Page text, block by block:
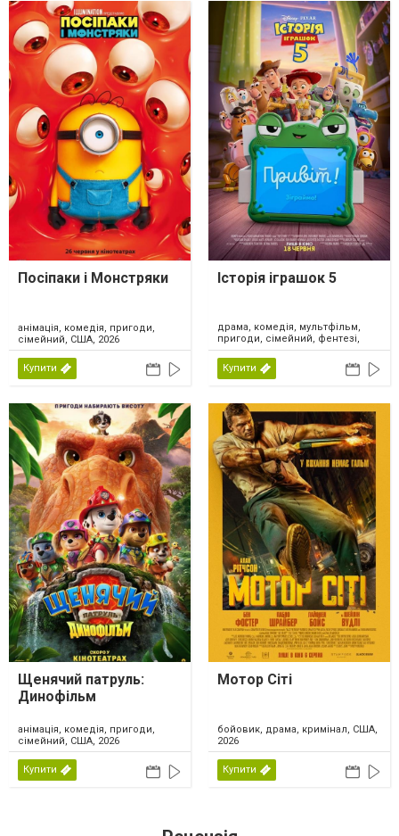
Посіпаки і Монстряки
анімація, комедія, пригоди,
сімейний, США, 2026
Купити
Історія іграшок 5
драма, комедія, мультфільм,
пригоди, сімейний, фентезі,
США, 2026
Купити
Щенячий патруль:
Динофільм
анімація, комедія, пригоди,
сімейний, США, 2026
Купити
Мотор Сіті
бойовик, драма, кримінал, США,
2026
Купити